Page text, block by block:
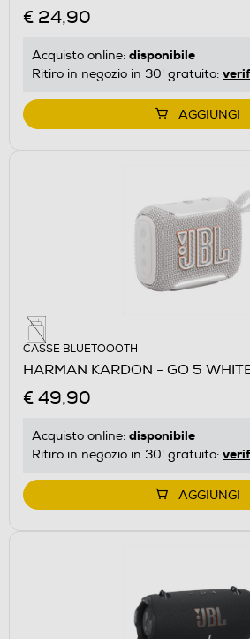
€ 24,90
Acquisto online: disponibile
Ritiro in negozio in 30' gratuito:
AGGIUNGI
CASSE BLUETOOOTH
HARMAN KARDON - GO 5
€ 49,90
Acquisto online: disponibile
Ritiro in negozio in 30' gratuito:
AGGIUNGI